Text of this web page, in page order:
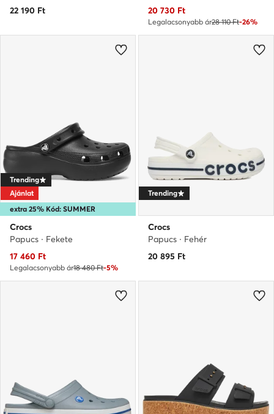
22 190 Ft
Aktuális ár
20 730 Ft
Legalacsonyabb ár28 110 Ft-26%
extra 25% Kód: SUMMER
Trending
Ajánlat
Crocs
Papucs · Fekete
Aktuális ár
17 460 Ft
Legalacsonyabb ár18 480 Ft-5%
Trending
Crocs
Papucs · Fehér
20 895 Ft